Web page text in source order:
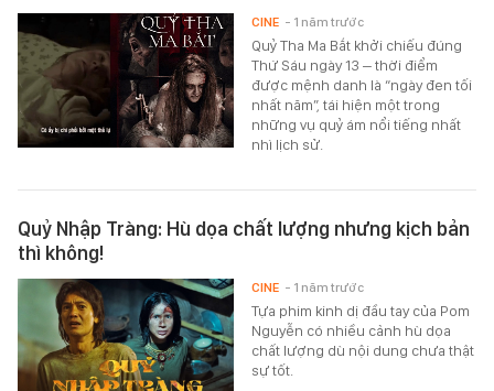
Quỷ Tha Ma Bắt khởi chiếu đúng
Thứ Sáu ngày 13 – thời điểm
được mệnh danh là “ngày đen tối
nhất năm”, tái hiện một trong
những vụ quỷ ám nổi tiếng nhất
nhì lịch sử.
CINE - 1 năm trước
Quỷ Nhập Tràng: Hù dọa chất lượng nhưng kịch bản
thì không!
Tựa phim kinh dị đầu tay của Pom
Nguyễn có nhiều cảnh hù dọa
chất lượng dù nội dung chưa thật
sự tốt.
CINE - 1 năm trước